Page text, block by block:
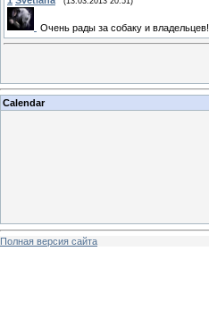
Очень рады за собаку и владельцев!
Calendar
Полная версия сайта